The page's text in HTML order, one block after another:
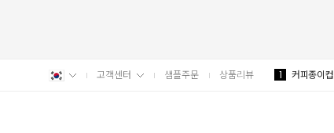
고객센터 샘플주문 상품리뷰 1 커피종이컵